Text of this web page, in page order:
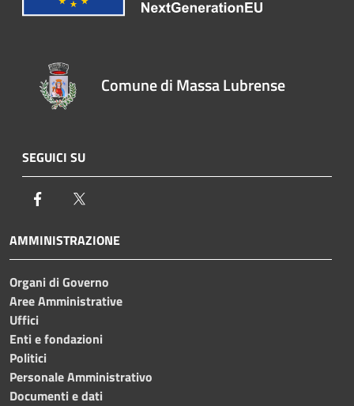
Comune di Massa Lubrense
SEGUICI SU
Facebook
AMMINISTRAZIONE
Organi di Governo
Aree Amministrative
Uffici
Enti e fondazioni
Politici
Personale Amministrativo
Documenti e dati